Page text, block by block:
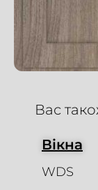
Вас
Вікна
WDS